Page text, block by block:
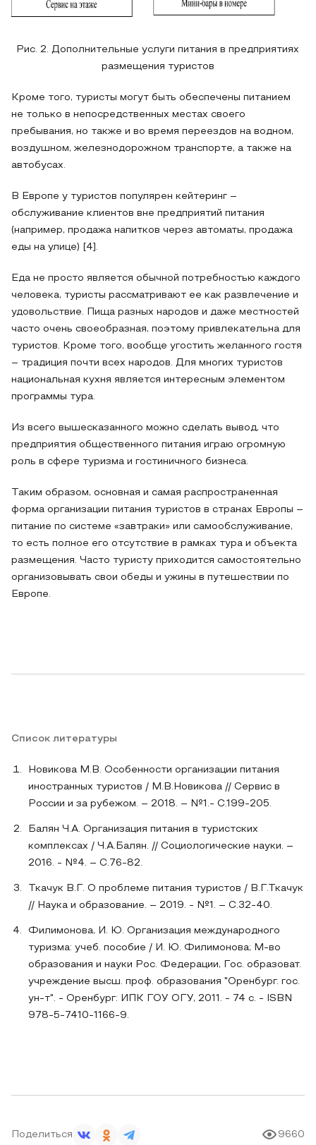
Рис. 2. Дополнительные услуги питания в предприятиях
размещения туристов
Кроме того, туристы могут быть обеспечены питанием
не только в непосредственных местах своего
пребывания, но также и во время переездов на водном,
воздушном, железнодорожном транспорте, а также на
автобусах.
В Европе у туристов популярен кейтеринг –
обслуживание клиентов вне предприятий питания
(например, продажа напитков через автоматы, продажа
еды на улице) [4].
Еда не просто является обычной потребностью каждого
человека, туристы рассматривают ее как развлечение и
удовольствие. Пища разных народов и даже местностей
часто очень своеобразная, поэтому привлекательна для
туристов. Кроме того, вообще угостить желанного гостя
– традиция почти всех народов. Для многих туристов
национальная кухня является интересным элементом
программы тура.
Из всего вышесказанного можно сделать вывод, что
предприятия общественного питания играю огромную
роль в сфере туризма и гостиничного бизнеса.
Таким образом, основная и самая распространенная
форма организации питания туристов в странах Европы –
питание по системе «завтраки» или самообслуживание,
то есть полное его отсутствие в рамках тура и объекта
размещения. Часто туристу приходится самостоятельно
организовывать свои обеды и ужины в путешествии по
Европе.
Список литературы
Новикова М.В. Особенности организации питания
иностранных туристов / М.В.Новикова // Сервис в
России и за рубежом. – 2018. – №1.- С.199-205.
Балян Ч.А. Организация питания в туристских
комплексах / Ч.А.Балян. // Социологические науки. –
2016. - №4. – С.76-82.
Ткачук В.Г. О проблеме питания туристов / В.Г.Ткачук
// Наука и образование. – 2019. - №1. – С.32-40.
Филимонова, И. Ю. Организация международного
туризма: учеб. пособие / И. Ю. Филимонова; М-во
образования и науки Рос. Федерации, Гос. образоват.
учреждение высш. проф. образования "Оренбург. гос.
ун-т". - Оренбург: ИПК ГОУ ОГУ, 2011. - 74 с. - ISBN
978-5-7410-1166-9.
Поделиться 9660